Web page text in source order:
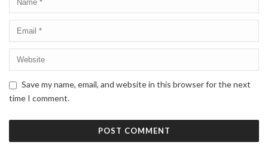
Save my name, email, and website in this browser for the next
time I comment.